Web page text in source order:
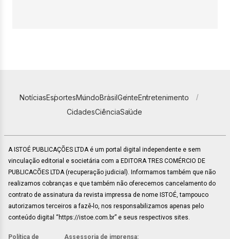
NotíciasEsportesMundoBrasilGenteEntretenimento
CidadesCiênciaSaúde
A ISTOÉ PUBLICAÇÕES LTDA é um portal digital independente e sem
vinculação editorial e societária com a EDITORA TRES COMÉRCIO DE
PUBLICACÕES LTDA (recuperação judicial). Informamos também que não
realizamos cobranças e que também não oferecemos cancelamento do
contrato de assinatura da revista impressa de nome ISTOÉ, tampouco
autorizamos terceiros a fazê-lo, nos responsabilizamos apenas pelo
conteúdo digital “https://istoe.com.br” e seus respectivos sites.
Política de Assessoria de imprensa: